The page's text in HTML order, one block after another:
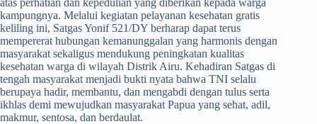
kampungnya. Melalui kegiatan pelayanan kesehatan gratis
keliling ini, Satgas Yonif 521/DY berharap dapat terus
mempererat hubungan kemanunggalan yang harmonis dengan
masyarakat sekaligus mendukung peningkatan kualitas
kesehatan warga di wilayah Distrik Airu. Kehadiran Satgas di
tengah masyarakat menjadi bukti nyata bahwa TNI selalu
berupaya hadir, membantu, dan mengabdi dengan tulus serta
ikhlas demi mewujudkan masyarakat Papua yang sehat, adil,
makmur, sentosa, dan berdaulat.